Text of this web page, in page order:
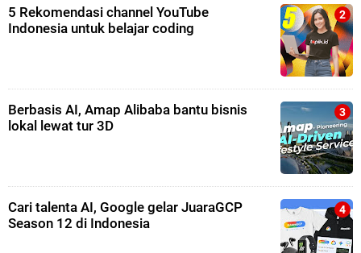
5 Rekomendasi channel YouTube
Indonesia untuk belajar coding
Berbasis AI, Amap Alibaba bantu bisnis
lokal lewat tur 3D
Cari talenta AI, Google gelar JuaraGCP
Season 12 di Indonesia